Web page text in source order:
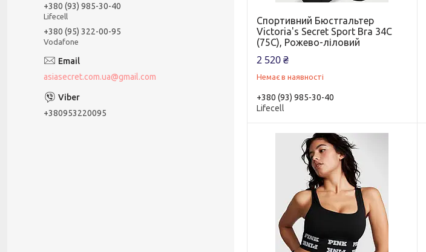
Спортивний Бюстгальтер
Victoria's Secret Sport Bra 34С
(75С), Рожево-ліловий
2 520 ₴
Немає в наявності
+380 (93) 985-30-40
Lifecell
+380 (93) 985-30-40
Lifecell
+380 (95) 322-00-95
Vodafone
asiasecret.com.ua@gmail.com
+380953220095